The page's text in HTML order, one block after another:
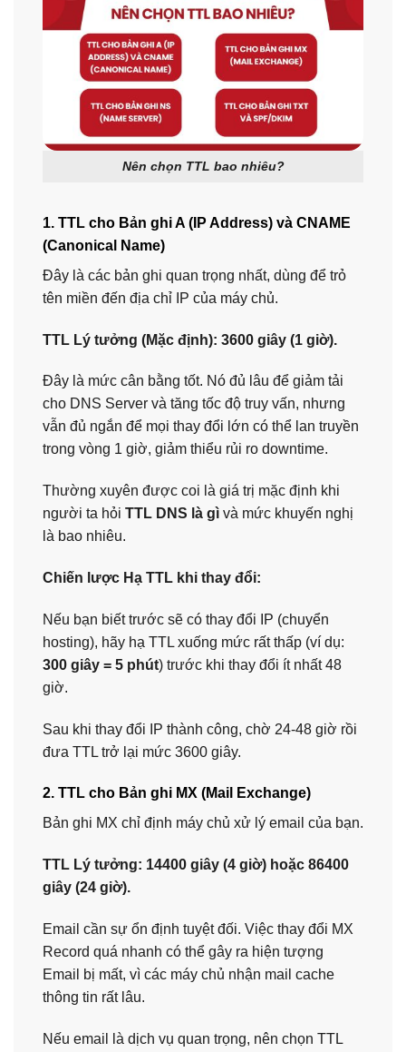
Nên chọn TTL bao nhiêu?
1. TTL cho Bản ghi A (IP Address) và CNAME
(Canonical Name)
Đây là các bản ghi quan trọng nhất, dùng để trỏ
tên miền đến địa chỉ IP của máy chủ.
TTL Lý tưởng (Mặc định): 3600 giây (1 giờ).
Đây là mức cân bằng tốt. Nó đủ lâu để giảm tải
cho DNS Server và tăng tốc độ truy vấn, nhưng
vẫn đủ ngắn để mọi thay đổi lớn có thể lan truyền
trong vòng 1 giờ, giảm thiểu rủi ro downtime.
Thường xuyên được coi là giá trị mặc định khi
người ta hỏi TTL DNS là gì và mức khuyến nghị
là bao nhiêu.
Chiến lược Hạ TTL khi thay đổi:
Nếu bạn biết trước sẽ có thay đổi IP (chuyển
hosting), hãy hạ TTL xuống mức rất thấp (ví dụ:
300 giây = 5 phút) trước khi thay đổi ít nhất 48
giờ.
Sau khi thay đổi IP thành công, chờ 24-48 giờ rồi
đưa TTL trở lại mức 3600 giây.
2. TTL cho Bản ghi MX (Mail Exchange)
Bản ghi MX chỉ định máy chủ xử lý email của bạn.
TTL Lý tưởng: 14400 giây (4 giờ) hoặc 86400
giây (24 giờ).
Email cần sự ổn định tuyệt đối. Việc thay đổi MX
Record quá nhanh có thể gây ra hiện tượng
Email bị mất, vì các máy chủ nhận mail cache
thông tin rất lâu.
Nếu email là dịch vụ quan trọng, nên chọn TTL